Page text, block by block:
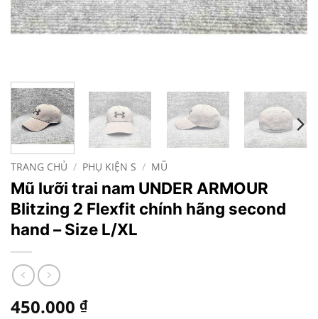
TRANG CHỦ / PHỤ KIỆN S / MŨ
Mũ lưỡi trai nam UNDER ARMOUR
Blitzing 2 Flexfit chính hãng second
hand – Size L/XL
450.000 ₫